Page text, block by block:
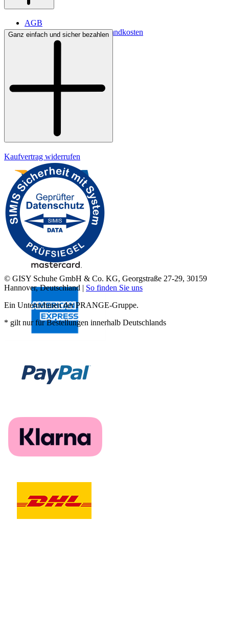
AGB
Lieferbedingungen & Versandkosten
Bezahlung
Ganz einfach und sicher bezahlen
Kaufvertrag widerrufen
© GISY Schuhe GmbH & Co. KG, Georgstraße 27-29, 30159
Hannover, Deutschland | So finden Sie uns
Ein Unternehmen der PRANGE-Gruppe.
* gilt nur für Bestellungen innerhalb Deutschlands